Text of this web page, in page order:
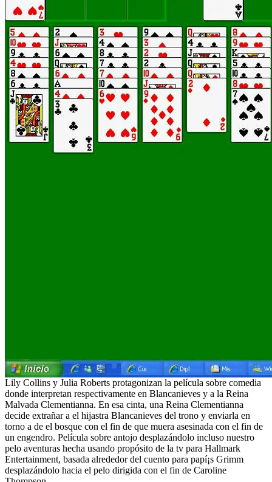
Lily Collins y Julia Roberts protagonizan la película sobre comedia
donde interpretan respectivamente en Blancanieves y a la Reina
Malvada Clementianna. En esa cinta, una Reina Clementianna
decide extrañar a el hijastra Blancanieves del trono y enviarla en
torno a de el bosque con el fin de que muera asesinada con el fin de
un engendro. Película sobre antojo desplazándolo incluso nuestro
pelo aventuras hecha usando propósito de la tv para Hallmark
Entertainment, basada alrededor del cuento para papí¡s Grimm
desplazándolo hacia el pelo dirigida con el fin de Caroline